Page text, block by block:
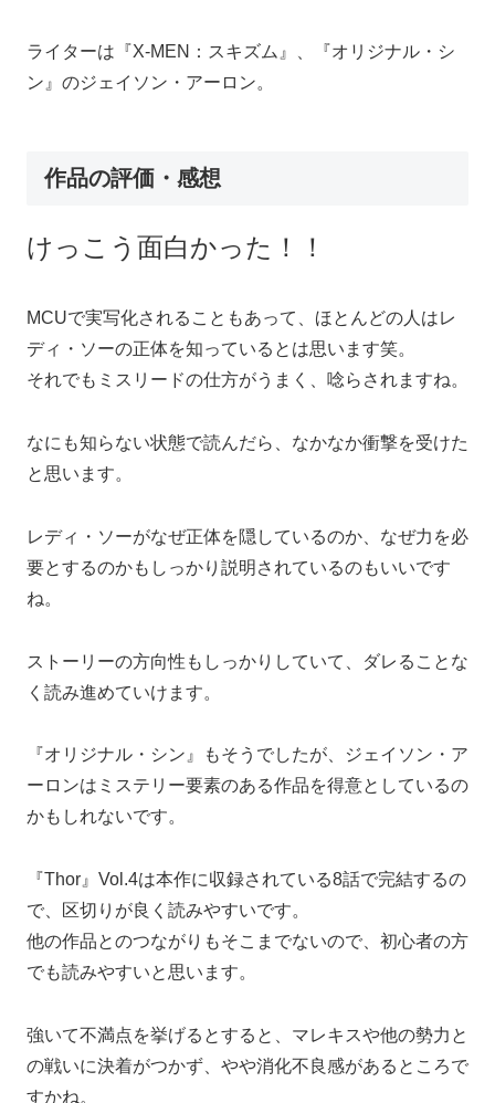
ライターは『X-MEN：スキズム』、『オリジナル・シ
ン』のジェイソン・アーロン。
作品の評価・感想
けっこう面白かった！！
MCUで実写化されることもあって、ほとんどの人はレ
ディ・ソーの正体を知っているとは思います笑。
それでもミスリードの仕方がうまく、唸らされますね。
なにも知らない状態で読んだら、なかなか衝撃を受けた
と思います。
レディ・ソーがなぜ正体を隠しているのか、なぜ力を必
要とするのかもしっかり説明されているのもいいです
ね。
ストーリーの方向性もしっかりしていて、ダレることな
く読み進めていけます。
『オリジナル・シン』もそうでしたが、ジェイソン・ア
ーロンはミステリー要素のある作品を得意としているの
かもしれないです。
『Thor』Vol.4は本作に収録されている8話で完結するの
で、区切りが良く読みやすいです。
他の作品とのつながりもそこまでないので、初心者の方
でも読みやすいと思います。
強いて不満点を挙げるとすると、マレキスや他の勢力と
の戦いに決着がつかず、やや消化不良感があるところで
すかね。